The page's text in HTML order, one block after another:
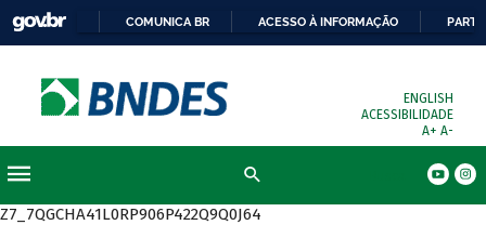
COMUNICA BR ACESSO À INFORMAÇÃO
ENGLISH
ACESSIBILIDADE
A+ A-
Z7_7QGCHA41L0RP906P422Q9Q0J64